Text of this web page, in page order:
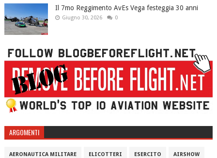
Il 7mo Reggimento AvEs Vega festeggia 30 anni
Giugno 30, 2026 0
ARGOMENTI
AERONAUTICA MILITARE ELICOTTERI ESERCITO AIRSHOW